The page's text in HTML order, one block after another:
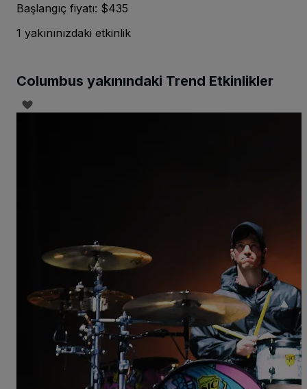
Başlangıç fiyatı: $435
1 yakınınızdaki etkinlik
Columbus yakınındaki Trend Etkinlikler